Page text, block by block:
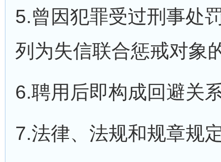
5.曾因犯罪受过刑事处
列为失信联合惩戒对象
6.聘用后即构成回避关
7.法律、法规和规章规